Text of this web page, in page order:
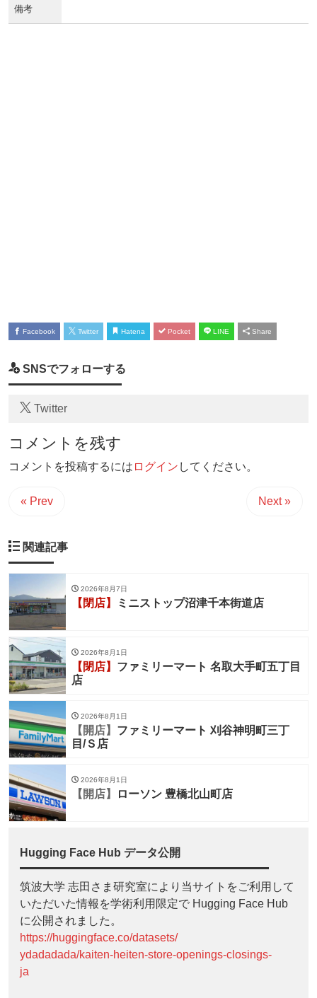
備考
Facebook Twitter Hatena Pocket LINE Share
SNSでフォローする
Twitter
コメントを残す
コメントを投稿するには ログイン してください。
« Prev Next »
関連記事
2026年8月7日
【閉店】 ミニストップ沼津千本街道店
2026年8月1日
【閉店】 ファミリーマート 名取大手町五丁目
店
2026年8月1日
【開店】 ファミリーマート 刈谷神明町三丁
目/Ｓ店
2026年8月1日
【開店】 ローソン 豊橋北山町店
Hugging Face Hub データ公開
筑波大学 志田さま研究室により当サイトをご利用して
いただいた情報を学術利用限定で Hugging Face Hub
に公開されました。
https://huggingface.co/datasets/
ydadadada/kaiten-heiten-store-openings-closings-
ja